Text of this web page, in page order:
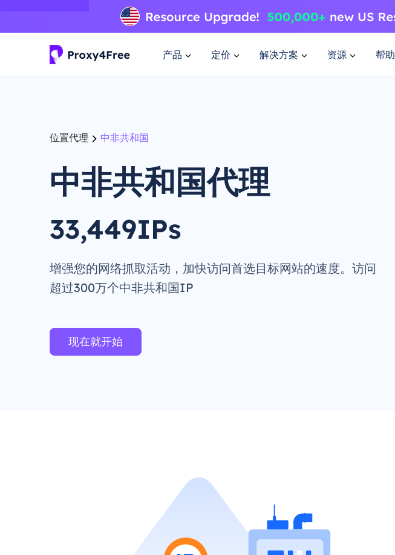
产品 定价 解决方案 资源 帮助
位置代理 中非共和国
中非共和国代理
33,449IPs
增强您的网络抓取活动，加快访问首选目标网站的速度。访问
超过300万个中非共和国IP
现在就开始